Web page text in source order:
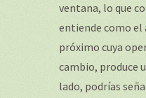
ventana, lo que
entiende como
próximo cuya
cambio, produce
lado, podrías